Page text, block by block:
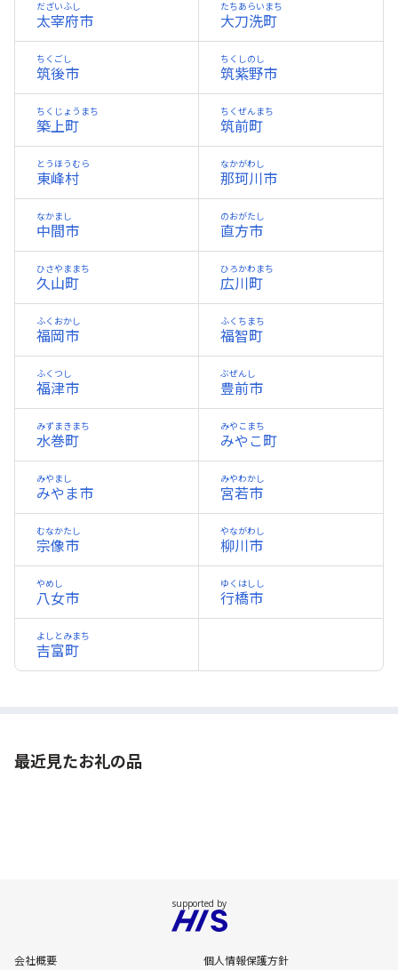
太宰府市
だざいふし
大刀洗町
たちあらいまち
筑後市
ちくごし
筑紫野市
ちくしのし
築上町
ちくじょうまち
筑前町
ちくぜんまち
東峰村
とうほうむら
那珂川市
なかがわし
中間市
なかまし
直方市
のおがたし
久山町
ひさやままち
広川町
ひろかわまち
福岡市
ふくおかし
福智町
ふくちまち
福津市
ふくつし
豊前市
ぶぜんし
水巻町
みずまきまち
みやこ町
みやこまち
みやま市
みやまし
宮若市
みやわかし
宗像市
むなかたし
柳川市
やながわし
八女市
やめし
行橋市
ゆくはしし
吉富町
よしとみまち
最近見たお礼の品
会社概要 個人情報保護方針